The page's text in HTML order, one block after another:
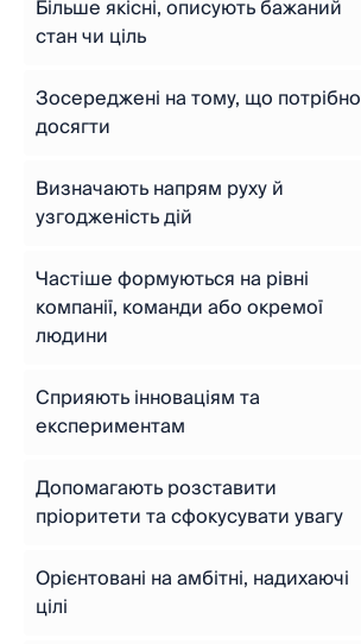
Більше якісні, описують бажаний
стан чи ціль
Зосереджені на тому, що потрібно
досягти
Визначають напрям руху й
узгодженість дій
Частіше формуються на рівні
компанії, команди або окремої
людини
Сприяють інноваціям та
експериментам
Допомагають розставити
пріоритети та сфокусувати увагу
Орієнтовані на амбітні, надихаючі
цілі